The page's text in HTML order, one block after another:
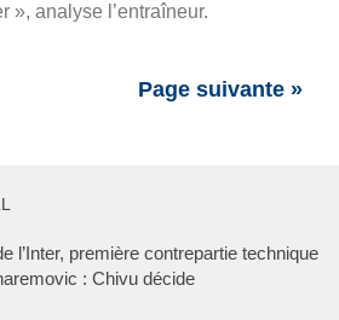
», analyse l’entraîneur.
Page suivante »
l’Inter, première contrepartie technique
: Chivu décide